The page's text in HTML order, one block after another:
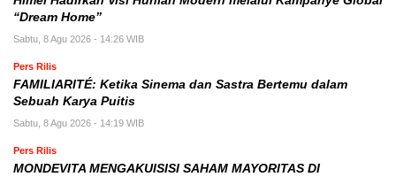
“Dream Home”
Sabtu, 8 Agu 2026 - 14:26 WIB
Pers Rilis
FAMILIARITÉ: Ketika Sinema dan Sastra Bertemu dalam
Sebuah Karya Puitis
Sabtu, 8 Agu 2026 - 14:19 WIB
Pers Rilis
MONDEVITA MENGAKUISISI SAHAM MAYORITAS DI